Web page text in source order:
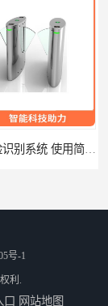
号-1
利.
口 网站地图